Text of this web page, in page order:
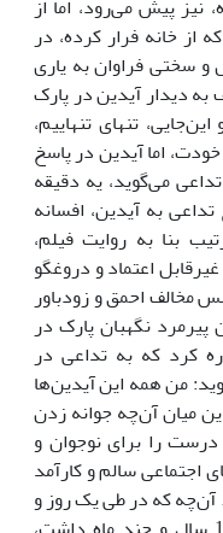
نیز پیش می‌رود، اما از
از خانه فرار کرده، در
و سختی فراوان به یاری
دیدار آیدین در پارک
تنهای تنهاییم،
اما آیدین در پاسخ
می‌گوید، یه دقیقه
به آیدین، افسانه
بنا به روایت فیلم،
اعتماد و دروغگو
مخالف احمق و زودباور
نگهبان پارک در
کرد که به تداعی در
من همه این آیدین‌ها
میان آن‌چه جوانه زدن
را برای نوجوان و
اجتماعی سالم و کارآمد
آن‌چه که در طی یک روز و